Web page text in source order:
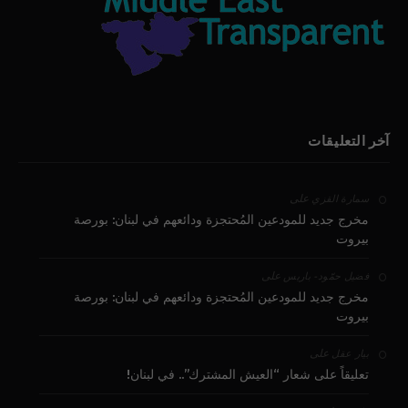
آخر التعليقات
سمارة القزي على
مخرج جديد للمودعين المُحتجزة ودائعهم في لبنان: بورصة
بيروت
فضيل حمّود - باريس على
مخرج جديد للمودعين المُحتجزة ودائعهم في لبنان: بورصة
بيروت
بيار عقل على
تعليقاً على شعار “العيش المشترك”.. في لبنان!